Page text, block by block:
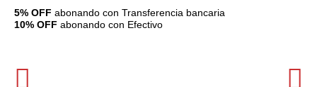
5% OFF abonando con Transferencia bancaria
10% OFF abonando con Efectivo